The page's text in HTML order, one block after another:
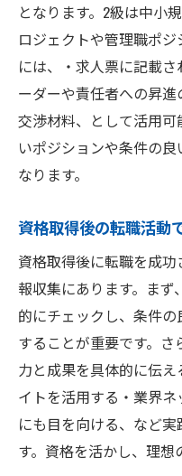
となります。2級は中小
ロジェクトや管理職ポ
には、・求人票に記載
ーダーや責任者への昇
交渉材料、として活用
いポジションや条件の
なります。
資格取得後の転職活動
資格取得後に転職を成
報収集にあります。ま
的にチェックし、条件
することが重要です。さ
力と成果を具体的に伝
イトを活用する・業界
にも目を向ける、など
す。資格を活かし、理想